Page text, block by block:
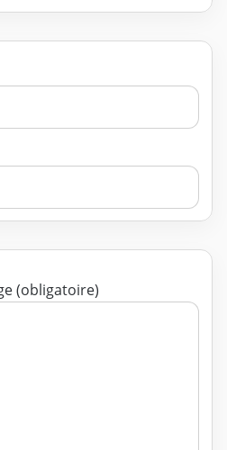
Texte de votre message (obligatoire)